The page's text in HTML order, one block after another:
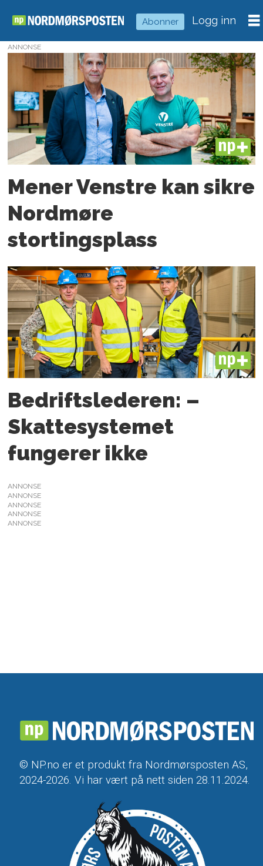
Abonner Logg inn
Tag:
alfred
bjørlo
ANNONSE
PLUS
Mener Venstre kan sikre
Nordmøre
stortingsplass
PLUS
Bedriftslederen: –
Skattesystemet
fungerer ikke
ANNONSE
ANNONSE
ANNONSE
ANNONSE
ANNONSE
© NP.no er et produkt fra Nordmørsposten AS,
2024-2026. Vi har vært på nett siden 28.11.2024.